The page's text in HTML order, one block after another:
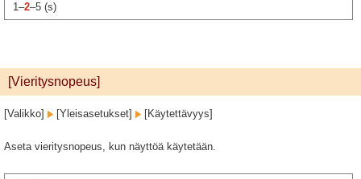
1–2–5 (s)
[Vieritysnopeus]
[Valikko] [Yleisasetukset] [Käytettävyys]
Aseta vieritysnopeus, kun näyttöä käytetään.